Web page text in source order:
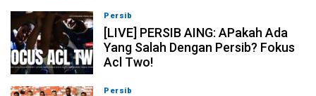
Persib
[LIVE] PERSIB AING: APakah Ada
Yang Salah Dengan Persib? Fokus
Acl Two!
Persib